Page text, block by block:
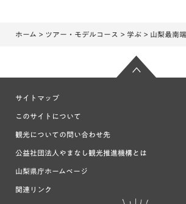
ホーム > ツアー・モデルコース > 学ぶ > 山梨最南
サイトマップ
このサイトについて
観光についての問い合わせ先
公益社団法人やまなし観光推進機構とは
山梨県庁ホームページ
関連リンク